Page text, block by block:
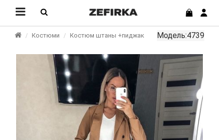
Костюми Костюм штаны +пиджак Модель:4739